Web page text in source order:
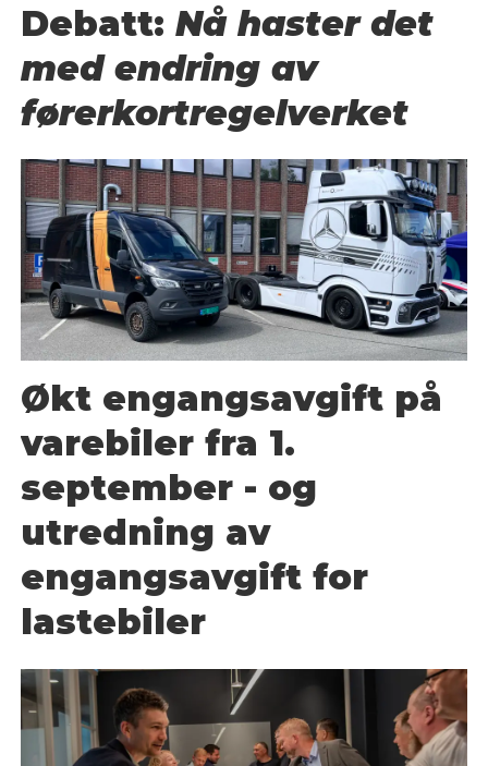
Debatt:Nå haster det
med endring av
førerkortregelverket
Økt engangsavgift på
varebiler fra 1.
september - og
utredning av
engangsavgift for
lastebiler